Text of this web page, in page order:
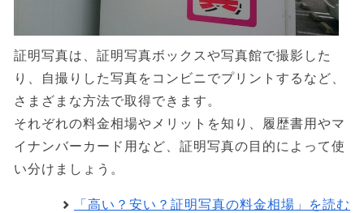
証明写真は、証明写真ボックスや写真館で撮影した
り、自撮りした写真をコンビニでプリントするなど、
さまざまな方法で取得できます。
それぞれの料金相場やメリットを知り、履歴書用やマ
イナンバーカード用など、証明写真の目的によって使
い分けましょう。
「高い？安い？証明写真の料金相場」を読む